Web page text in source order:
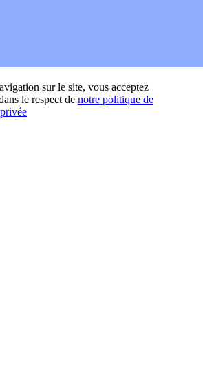
sur le site, vous acceptez
le respect de notre politique de